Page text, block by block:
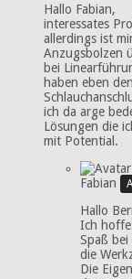
Hallo Fabian,
interessates
allerdings ist
Anzugsbolzen
bei
haben eben
ich da arge
Lösungen die
mit Potential.
Fabian
Hallo
Ich
Spaß
die
Die